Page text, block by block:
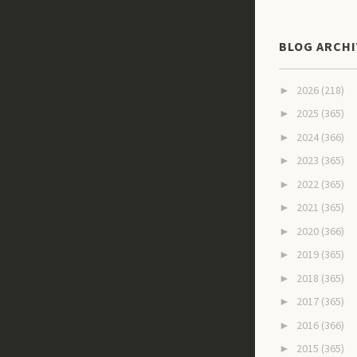
BLOG
► 2026 (218)
► 2025 (365)
► 2024 (366)
► 2023 (365)
► 2022 (365)
► 2021 (365)
► 2020 (366)
► 2019 (365)
► 2018 (365)
► 2017 (365)
► 2016 (366)
► 2015 (365)